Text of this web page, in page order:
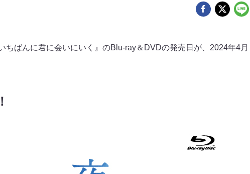
ちばんに君に会いにいく』のBlu-ray＆DVDの発売日が、2024年4月